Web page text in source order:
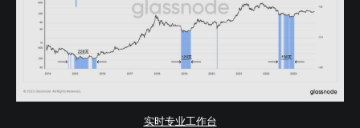
实时专业工作台